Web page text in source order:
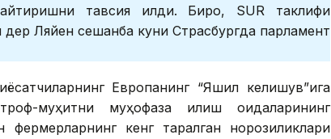
тавсия қилди. Бироқ, SUR таклифи
Ляйен сешанба куни Страсбургда парламент
Европанинг “Яшил келишув”ига
муҳитни муҳофаза қилиш қоидаларининг
фермерларнинг кенг тарқалган норозиликлари